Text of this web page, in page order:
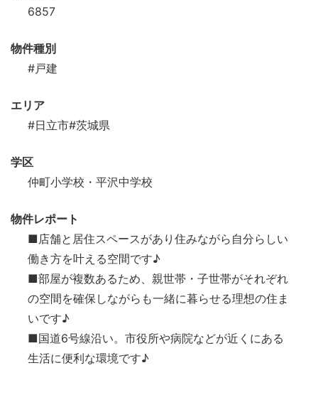
6857
物件種別
#戸建
エリア
#日立市#茨城県
学区
仲町小学校・平沢中学校
物件レポート
■店舗と居住スペースがあり住みながら自分らしい
働き方を叶える空間です♪
■部屋が複数あるため、親世帯・子世帯がそれぞれ
の空間を確保しながらも一緒に暮らせる理想の住ま
いです♪
■国道6号線沿い。市役所や病院などが近くにある
生活に便利な環境です♪